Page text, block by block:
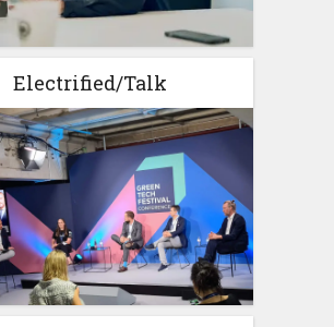
Electrified/Talk